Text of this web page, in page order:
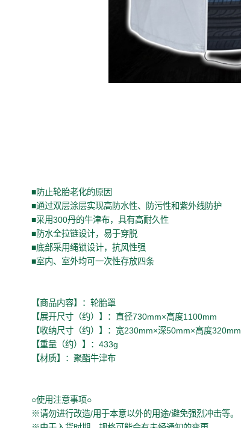
■防止轮胎老化的原因
■通过双层涂层实现高防水性、防污性和紫外线防护
■采用300丹的牛津布，具有高耐久性
■防水全拉链设计，易于穿脱
■底部采用绳锁设计，抗风性强
■室内、室外均可一次性存放四条
【商品内容】：轮胎罩
【展开尺寸（约）】：直径730mm×高度1100mm
【收纳尺寸（约）】：宽230mm×深50mm×高度320mm
【重量（约）】：433g
【材质】：聚酯牛津布
○使用注意事项○
※请勿进行改造/用于本意以外的用途/避免强烈冲击等。